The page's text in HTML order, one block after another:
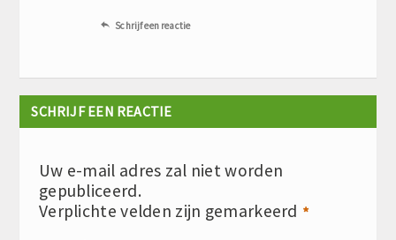
 Schrijf een reactie
SCHRIJF EEN REACTIE
Uw e-mail adres zal niet worden
gepubliceerd.
Verplichte velden zijn gemarkeerd *